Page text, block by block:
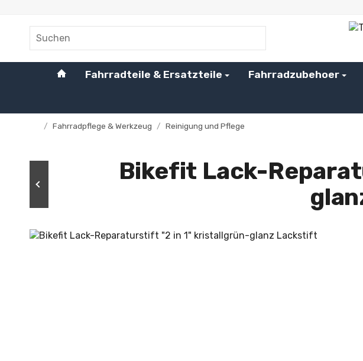
#custom.linkHome#
Fahrradteile & Ersatzteile Fahrradzubehoer
/ Fahrradpflege & Werkzeug / Reinigung und Pflege
Bikefit Lack-